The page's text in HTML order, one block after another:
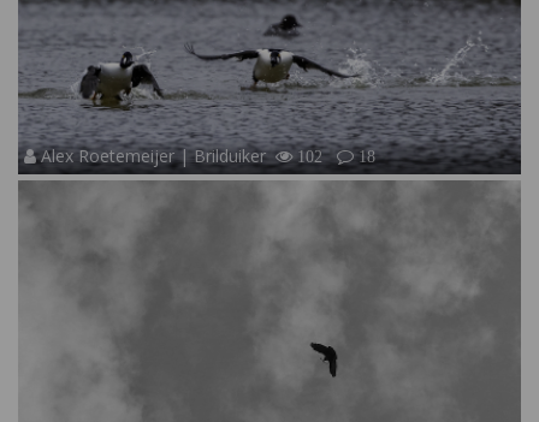
Alex Roetemeijer | Brilduiker 102 18